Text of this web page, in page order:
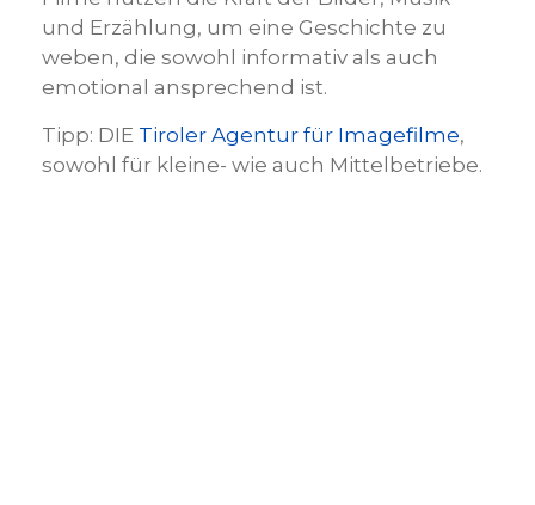
und Erzählung, um eine Geschichte zu
weben, die sowohl informativ als auch
emotional ansprechend ist.
Tipp: DIE Tiroler Agentur für Imagefilme,
sowohl für kleine- wie auch Mittelbetriebe.